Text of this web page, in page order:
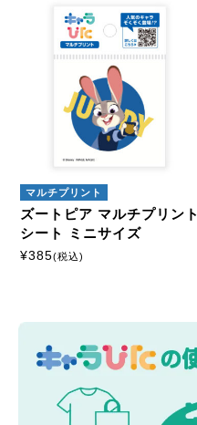
マルチプリント
ズートピア マルチプリント
シート ミニサイズ
¥385(税込)